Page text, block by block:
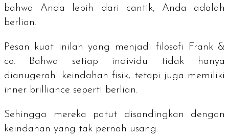
bahwa Anda lebih dari cantik, Anda adalah
berlian.
Pesan kuat inilah yang menjadi filosofi Frank &
co. Bahwa setiap individu tidak hanya
dianugerahi keindahan fisik, tetapi juga memiliki
inner brilliance seperti berlian.
Sehingga mereka patut disandingkan dengan
keindahan yang tak pernah usang.